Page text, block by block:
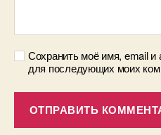
Сохранить моё имя, email и
для последующих моих